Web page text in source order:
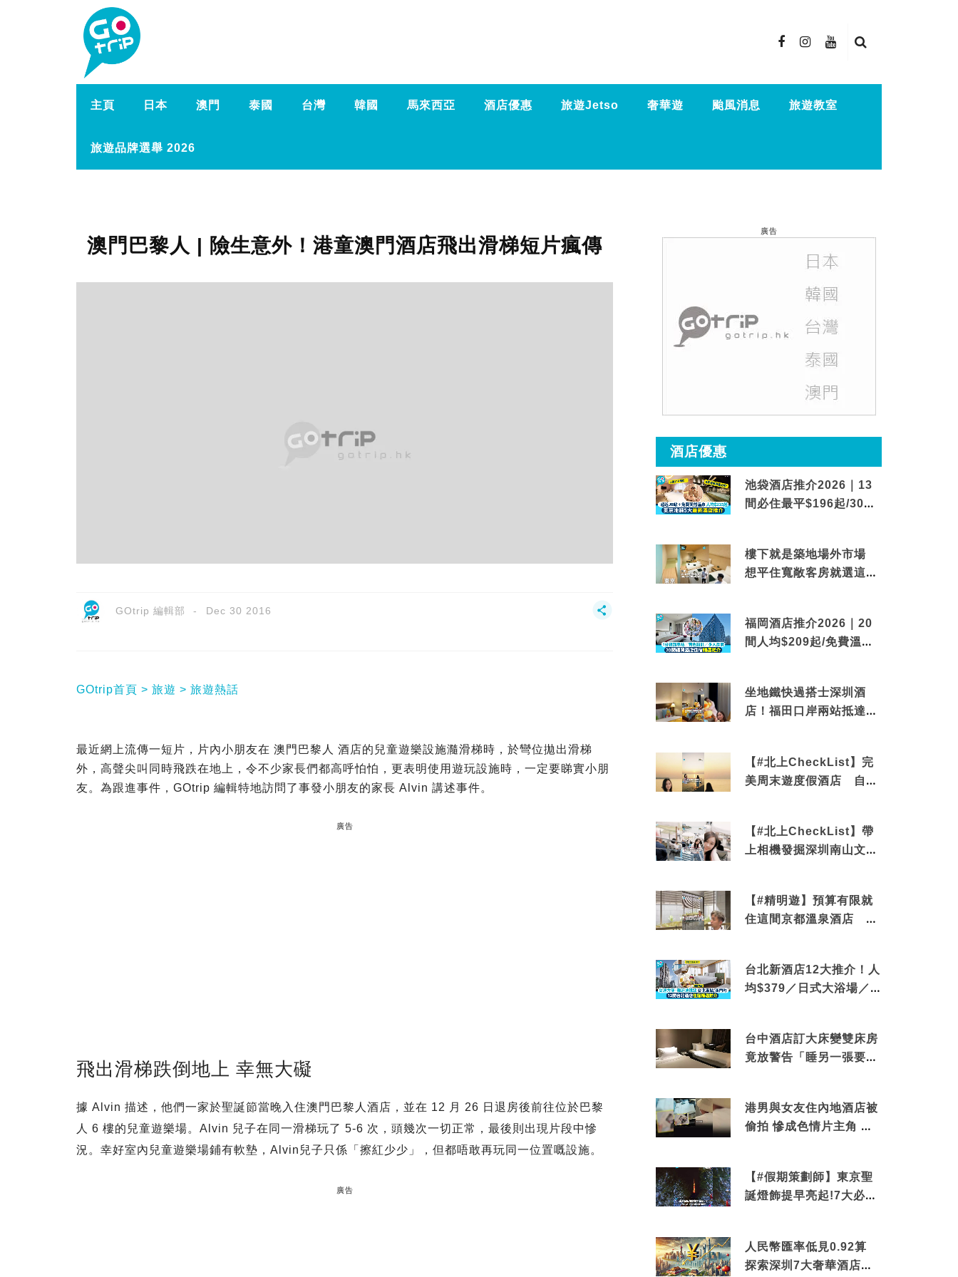
主頁 日本 澳門 泰國 台灣 韓國 馬來西亞 酒店優惠 旅遊Jetso 奢華遊 颱風消息 旅遊教室
旅遊品牌選舉 2026
澳門巴黎人 | 險生意外！港童澳門酒店飛出滑梯短片瘋傳
GOtrip 編輯部 Dec 30 2016
GOtrip首頁 旅遊 旅遊熱話
最近網上流傳一短片，片內小朋友在 澳門巴黎人 酒店的兒童遊樂設施瀡滑梯時，於彎位拋出滑梯
外，高聲尖叫同時飛跌在地上，令不少家長們都高呼怕怕，更表明使用遊玩設施時，一定要睇實小朋
友。為跟進事件，GOtrip 編輯特地訪問了事發小朋友的家長 Alvin 講述事件。
廣告
飛出滑梯跌倒地上 幸無大礙
據 Alvin 描述，他們一家於聖誕節當晚入住澳門巴黎人酒店，並在 12 月 26 日退房後前往位於巴黎
人 6 樓的兒童遊樂場。Alvin 兒子在同一滑梯玩了 5-6 次，頭幾次一切正常，最後則出現片段中慘
況。幸好室內兒童遊樂場鋪有軟墊，Alvin兒子只係「擦紅少少」，但都唔敢再玩同一位置嘅設施。
廣告
廣告
酒店優惠
池袋酒店推介2026｜13
間必住最平$196起/30秒
樓下就是築地場外市場
想平住寬敞客房就選這間
福岡酒店推介2026｜20
間人均$209起/免費溫泉/
坐地鐵快過搭士深圳酒
店！福田口岸兩站抵達
【#北上CheckList】完
美周末遊度假酒店 自帶
【#北上CheckList】帶
上相機發掘深圳南山文藝
【#精明遊】預算有限就
住這間京都溫泉酒店 車
台北新酒店12大推介！人
均$379／日式大浴場／1
台中酒店訂大床變雙床房
竟放警告「睡另一張要加
港男與女友住內地酒店被
偷拍 慘成色情片主角 鏡
【#假期策劃師】東京聖
誕燈飾提早亮起!7大必去
人民幣匯率低見0.92算
探索深圳7大奢華酒店體